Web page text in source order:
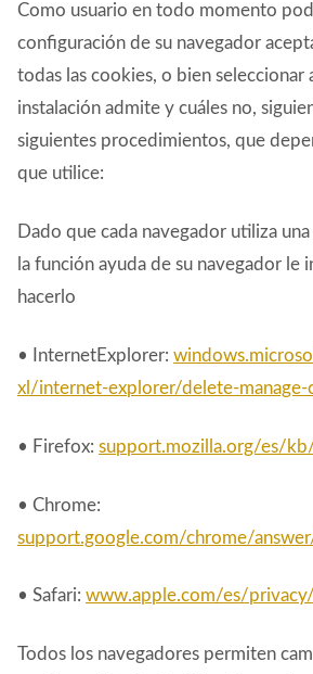
Como usuario en todo momento
configuración de su navegador
todas las cookies, o bien seleccionar
instalación admite y cuáles no,
siguientes procedimientos, que
que utilice:
Dado que cada navegador utiliza
la función ayuda de su navegador le
hacerlo
• InternetExplorer:
xl/internet-explorer/delete-manage-
• Firefox: support.mozilla.org/es/
• Chrome:
support.google.com/chrome/
• Safari: www.apple.com/es/
Todos los navegadores permiten